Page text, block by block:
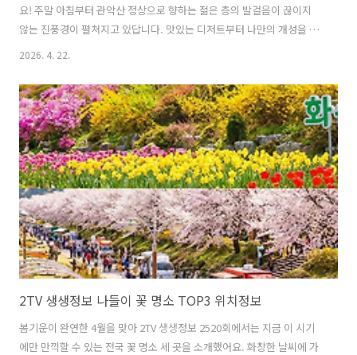
요! 주말 아침부터 관악산 정상으로 향하는 젊은 층의 발걸음이 끊이지
않는 진풍경이 펼쳐지고 있답니다. 맛있는 디저트부터 나만의 개성을 담
은 꾸미기 문화까지, 4월 22일 오늘N 방송에서 소개된 화제의 중심지들
당의 비밀오월의 김밥과 함께하는 관악산 산행성수동 디저트 신흥 강자,
ETP 베이커리 버터떡의 매력MZ세대의 새로운 놀이 문화, 서울숲 딱딱
구리 볼꾸와 키꾸방송에 나온 핫플레이스 위치 및 정보취향과 소망을 담
은 요즘 핫플 총정리관악산 등산 열풍, 소원을 들어주는 명당의 비밀최근
관악산은 등산 마니아들뿐만 아니라 MZ세대의 성지로 불리고 있어요.
산 정상에서 인증샷을..
2026. 4. 22.
2TV 생생정보 나들이 꽃 명소 TOP3 위치정보
봄기운이 완연한 4월을 맞아 2TV 생생정보 2520회에서는 지금 이 시기
에만 만끽할 수 있는 전국 꽃 명소 세 곳을 소개했어요. 화창한 날씨에 가